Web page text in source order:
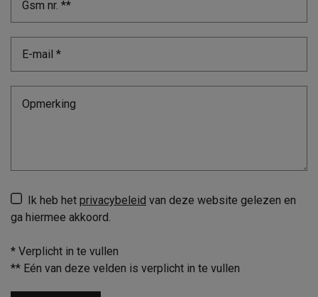
Ik heb het privacybeleid van deze website gelezen en
ga hiermee akkoord.
* Verplicht in te vullen
** Eén van deze velden is verplicht in te vullen